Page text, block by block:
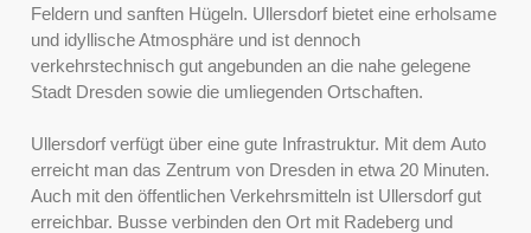
Feldern und sanften Hügeln. Ullersdorf bietet eine erholsame
und idyllische Atmosphäre und ist dennoch
verkehrstechnisch gut angebunden an die nahe gelegene
Stadt Dresden sowie die umliegenden Ortschaften.
Ullersdorf verfügt über eine gute Infrastruktur. Mit dem Auto
erreicht man das Zentrum von Dresden in etwa 20 Minuten.
Auch mit den öffentlichen Verkehrsmitteln ist Ullersdorf gut
erreichbar. Busse verbinden den Ort mit Radeberg und